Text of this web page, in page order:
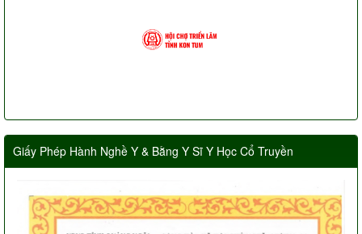
Giấy Phép Hành Nghề Y & Bằng Y Sĩ Y Học Cổ Truyền